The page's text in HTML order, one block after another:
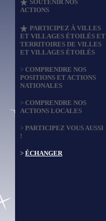
SOUTENIR NOS
ACTIONS
PARTICIPEZ À VILLES
ET VILLAGES ÉTOILÉS ET
TERRITOIRES DE VILLES
ET VILLAGES ÉTOILÉS
> COMPRENDRE NOS
POSITIONS ET ACTIONS
NATIONALES
> COMPRENDRE NOS
ACTIONS LOCALES
> PARTICIPEZ VOUS AUSSI
!
> ÉCHANGER